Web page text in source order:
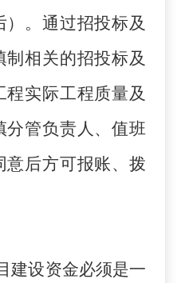
）。通过招投标及
相关的招投标及
实际工程质量及
分管负责人、值班
意后方可报账、拨
建设资金必须是一